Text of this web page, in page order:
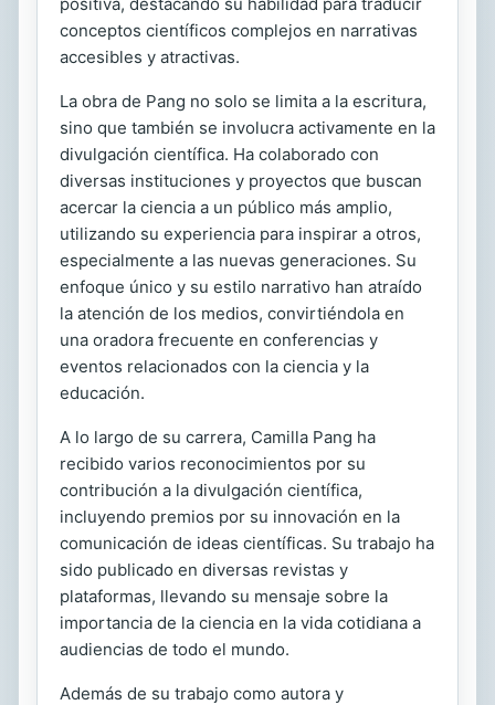
conceptos científicos complejos en narrativas
accesibles y atractivas.
La obra de Pang no solo se limita a la escritura,
sino que también se involucra activamente en la
divulgación científica. Ha colaborado con
diversas instituciones y proyectos que buscan
acercar la ciencia a un público más amplio,
utilizando su experiencia para inspirar a otros,
especialmente a las nuevas generaciones. Su
enfoque único y su estilo narrativo han atraído
la atención de los medios, convirtiéndola en
una oradora frecuente en conferencias y
eventos relacionados con la ciencia y la
educación.
A lo largo de su carrera, Camilla Pang ha
recibido varios reconocimientos por su
contribución a la divulgación científica,
incluyendo premios por su innovación en la
comunicación de ideas científicas. Su trabajo ha
sido publicado en diversas revistas y
plataformas, llevando su mensaje sobre la
importancia de la ciencia en la vida cotidiana a
audiencias de todo el mundo.
Además de su trabajo como autora y